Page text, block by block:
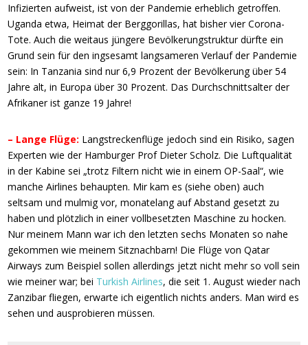
Infizierten aufweist, ist von der Pandemie erheblich getroffen.
Uganda etwa, Heimat der Berggorillas, hat bisher vier Corona-
Tote. Auch die weitaus jüngere Bevölkerungstruktur dürfte ein
Grund sein für den ingsesamt langsameren Verlauf der Pandemie
sein: In Tanzania sind nur 6,9 Prozent der Bevölkerung über 54
Jahre alt, in Europa über 30 Prozent. Das Durchschnittsalter der
Afrikaner ist ganze 19 Jahre!
– Lange Flüge: Langstreckenflüge jedoch sind ein Risiko, sagen
Experten wie der Hamburger Prof Dieter Scholz. Die Luftqualität
in der Kabine sei „trotz Filtern nicht wie in einem OP-Saal“, wie
manche Airlines behaupten. Mir kam es (siehe oben) auch
seltsam und mulmig vor, monatelang auf Abstand gesetzt zu
haben und plötzlich in einer vollbesetzten Maschine zu hocken.
Nur meinem Mann war ich den letzten sechs Monaten so nahe
gekommen wie meinem Sitznachbarn! Die Flüge von Qatar
Airways zum Beispiel sollen allerdings jetzt nicht mehr so voll sein
wie meiner war; bei Turkish Airlines, die seit 1. August wieder nach
Zanzibar fliegen, erwarte ich eigentlich nichts anders. Man wird es
sehen und ausprobieren müssen.